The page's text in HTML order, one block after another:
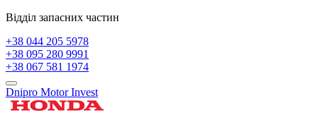
Відділ запасних частин
+38 044 205 5978
+38 095 280 9991
+38 067 581 1974
Dnipro Motor Invest